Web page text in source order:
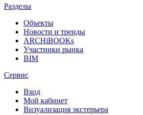
Разделы
Объекты
Новости и тренды
ARCHiBOOKs
Участники рынка
BIM
Сервис
Вход
Мой кабинет
Визуализация экстерьера